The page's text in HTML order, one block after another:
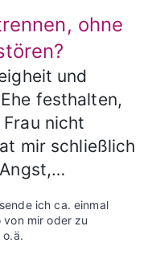
ohne
und
festhalten,
nicht
mir schließlich
ich ca. einmal
von mir oder zu
o.ä.